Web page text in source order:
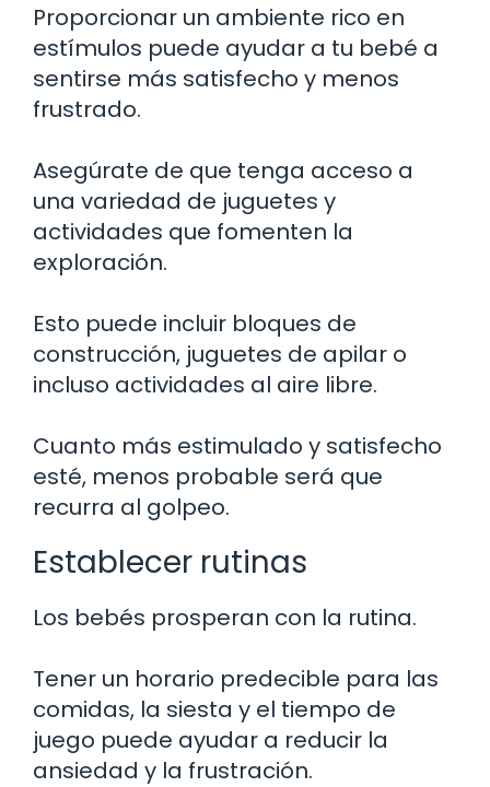
Proporcionar un ambiente rico en
estímulos puede ayudar a tu bebé a
sentirse más satisfecho y menos
frustrado.
Asegúrate de que tenga acceso a
una variedad de juguetes y
actividades que fomenten la
exploración.
Esto puede incluir bloques de
construcción, juguetes de apilar o
incluso actividades al aire libre.
Cuanto más estimulado y satisfecho
esté, menos probable será que
recurra al golpeo.
Establecer rutinas
Los bebés prosperan con la rutina.
Tener un horario predecible para las
comidas, la siesta y el tiempo de
juego puede ayudar a reducir la
ansiedad y la frustración.